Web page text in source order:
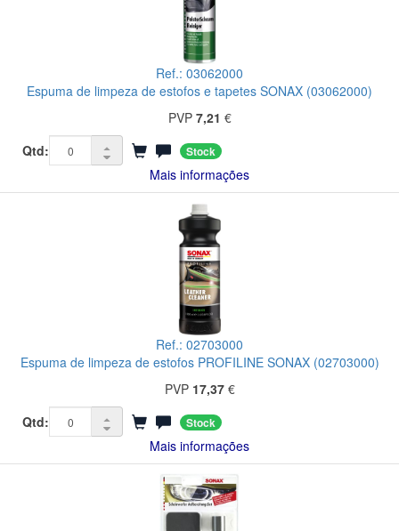
Ref.: 03062000
Espuma de limpeza de estofos e tapetes SONAX (03062000)
PVP 7,21 €
Qtd:
Stock
Mais informações
Ref.: 02703000
Espuma de limpeza de estofos PROFILINE SONAX (02703000)
PVP 17,37€
Qtd:
Stock
Mais informações